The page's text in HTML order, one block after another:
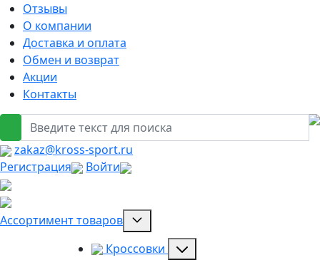
Отзывы
О компании
Доставка и оплата
Обмен и возврат
Акции
Контакты
zakaz@kross-sport.ru
Регистрация
Войти
Ассортимент товаров
Кроссовки